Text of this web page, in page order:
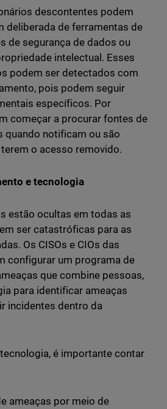
descontentes podem
deliberada de ferramentas de
de segurança de dados ou
intelectual. Esses
podem ser detectados com
pois podem seguir
específicos. Por
começar a procurar fontes de
quando notificam ou são
o acesso removido.
e tecnologia
estão ocultas em todas as
ser catastróficas para as
Os CISOs e CIOs das
configurar um programa de
que combine pessoas,
para identificar ameaças
incidentes dentro da
é importante contar
ameaças por meio de